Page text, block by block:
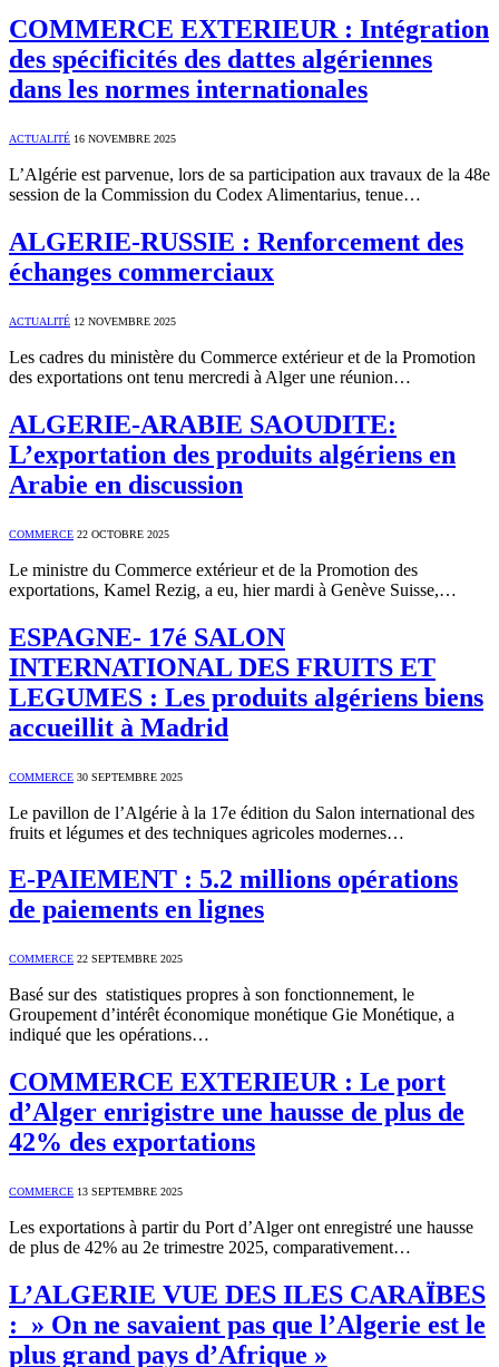
COMMERCE EXTERIEUR : Intégration
des spécificités des dattes algériennes
dans les normes internationales
ACTUALITÉ 16 NOVEMBRE 2025
L’Algérie est parvenue, lors de sa participation aux travaux de la 48e
session de la Commission du Codex Alimentarius, tenue…
ALGERIE-RUSSIE : Renforcement des
échanges commerciaux
ACTUALITÉ 12 NOVEMBRE 2025
Les cadres du ministère du Commerce extérieur et de la Promotion
des exportations ont tenu mercredi à Alger une réunion…
ALGERIE-ARABIE SAOUDITE:
L’exportation des produits algériens en
Arabie en discussion
COMMERCE 22 OCTOBRE 2025
Le ministre du Commerce extérieur et de la Promotion des
exportations, Kamel Rezig, a eu, hier mardi à Genève Suisse,…
ESPAGNE- 17é SALON
INTERNATIONAL DES FRUITS ET
LEGUMES : Les produits algériens biens
accueillit à Madrid
COMMERCE 30 SEPTEMBRE 2025
Le pavillon de l’Algérie à la 17e édition du Salon international des
fruits et légumes et des techniques agricoles modernes…
E-PAIEMENT : 5.2 millions opérations
de paiements en lignes
COMMERCE 22 SEPTEMBRE 2025
Basé sur des statistiques propres à son fonctionnement, le
Groupement d’intérêt économique monétique Gie Monétique, a
indiqué que les opérations…
COMMERCE EXTERIEUR : Le port
d’Alger enrigistre une hausse de plus de
42% des exportations
COMMERCE 13 SEPTEMBRE 2025
Les exportations à partir du Port d’Alger ont enregistré une hausse
de plus de 42% au 2e trimestre 2025, comparativement…
L’ALGERIE VUE DES ILES CARAÏBES
: » On ne savaient pas que l’Algerie est le
plus grand pays d’Afrique »